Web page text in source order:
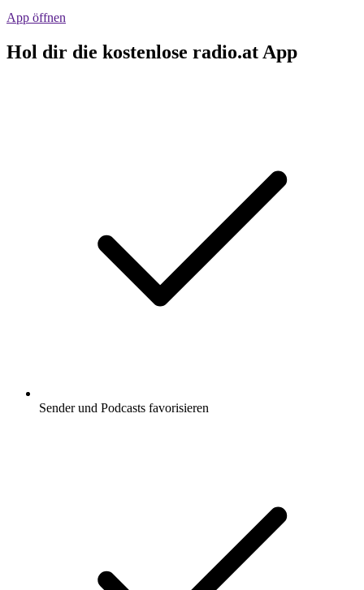
App öffnen
Hol dir die kostenlose radio.at App
Sender und Podcasts favorisieren